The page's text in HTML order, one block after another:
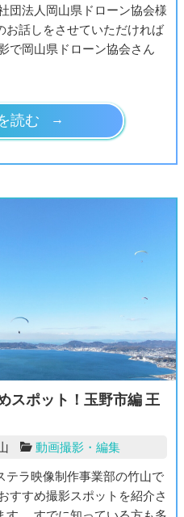
団法人岡山県ドローン協会様
お話しをさせていただければ
で岡山県ドローン協会さん
読む
スポット！玉野市編 王
動画撮影・編集
テラ映像制作事業部の竹山で
すすめ撮影スポットを紹介さ